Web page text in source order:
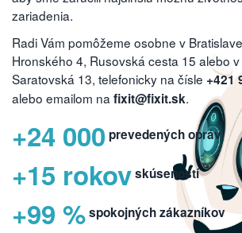
zariadenia.
Radi Vám pomôžeme osobne v
Hronského 4, Rusovská cesta 15 alebo v
Saratovská 13, telefonicky na čísle +421
alebo emailom na fixit@fixit.sk.
+24 000 prevedených opráv
+15 rokovskúseností
+99 %spokojných zákazníkov